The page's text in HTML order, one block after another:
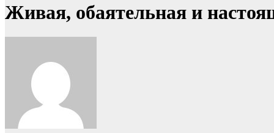
Живая, обаятельная и